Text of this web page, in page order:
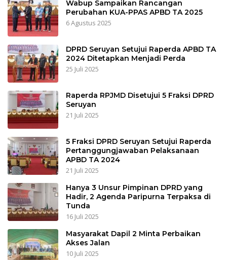
Wabup Sampaikan Rancangan
Perubahan KUA-PPAS APBD TA 2025
6 Agustus 2025
DPRD Seruyan Setujui Raperda APBD TA
2024 Ditetapkan Menjadi Perda
25 Juli 2025
Raperda RPJMD Disetujui 5 Fraksi DPRD
Seruyan
21 Juli 2025
5 Fraksi DPRD Seruyan Setujui Raperda
Pertanggungjawaban Pelaksanaan
APBD TA 2024
21 Juli 2025
Hanya 3 Unsur Pimpinan DPRD yang
Hadir, 2 Agenda Paripurna Terpaksa di
Tunda
16 Juli 2025
Masyarakat Dapil 2 Minta Perbaikan
Akses Jalan
10 Juli 2025